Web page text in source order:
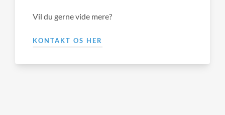
Vil du gerne vide mere?
KONTAKT OS HER